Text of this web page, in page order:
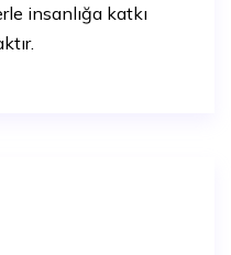
insanlığa katkı